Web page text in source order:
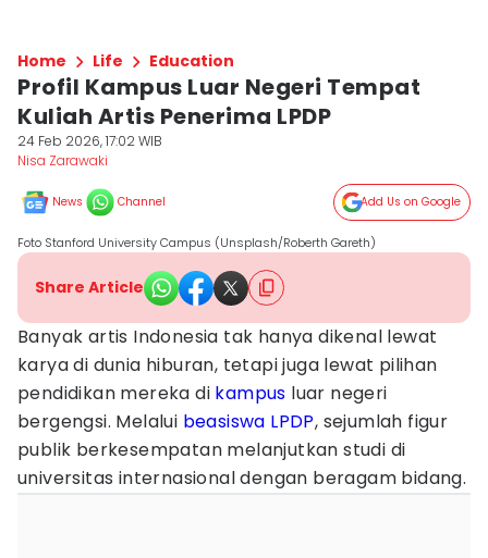
Home Life Education
Profil Kampus Luar Negeri Tempat
Kuliah Artis Penerima LPDP
24 Feb 2026, 17:02 WIB
Nisa Zarawaki
News Channel Add Us on Google
Foto Stanford University Campus (Unsplash/Roberth Gareth)
Share Article
Banyak artis Indonesia tak hanya dikenal lewat
karya di dunia hiburan, tetapi juga lewat pilihan
pendidikan mereka di kampus luar negeri
bergengsi. Melalui beasiswa LPDP, sejumlah figur
publik berkesempatan melanjutkan studi di
universitas internasional dengan beragam bidang.